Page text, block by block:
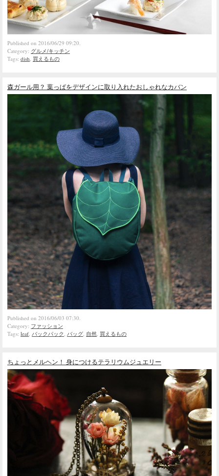
Published on 2016/06/29 09:20.
Category: グルメ/キッチン
Tags: dish, 買えるもの
森ガール用？ 葉っぱをデザインに取り入れたおしゃれなカバン
Published on 2016/06/03 07:30.
Category: ファッション
Tags: leaf バックパック バッグ 自然 買えるもの
ちょっとメルヘン！ 身につけるテラリウムジュエリー